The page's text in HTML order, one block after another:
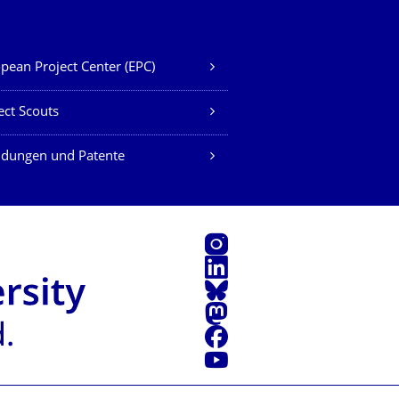
Project Center (EPC)
Scouts
und Patente
Instagram
LinkedIn
Bluesky
Mastodon
Facebook
Youtube